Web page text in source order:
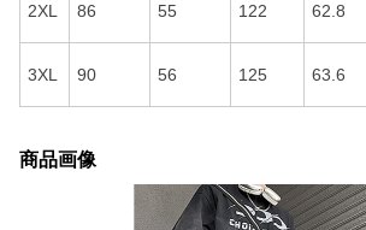
2XL 86 55 122 62.8
3XL 90 56 125 63.6
商品画像